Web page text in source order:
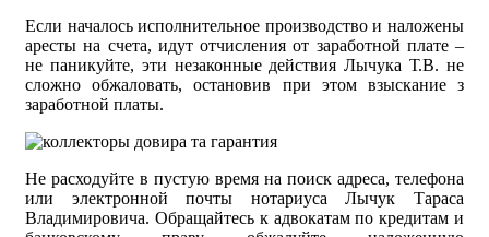
Если началось исполнительное производство и наложены
аресты на счета, идут отчисления от заработной плате –
не паникуйте, эти незаконные действия Лычука Т.В. не
сложно обжаловать, остановив при этом взыскание з
заработной платы.
Не расходуйте в пустую время на поиск адреса, телефона
или электронной почты нотариуса Лычук Тараса
Владимировича. Обращайтесь к адвокатам по кредитам и